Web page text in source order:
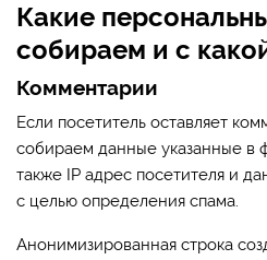
Какие
собираем и с
Комментарии
Если посетитель оставляет
собираем данные указанные в
также IP адрес посетителя и
с целью определения спама.
Анонимизированная строка